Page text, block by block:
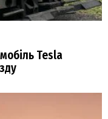
Tesla